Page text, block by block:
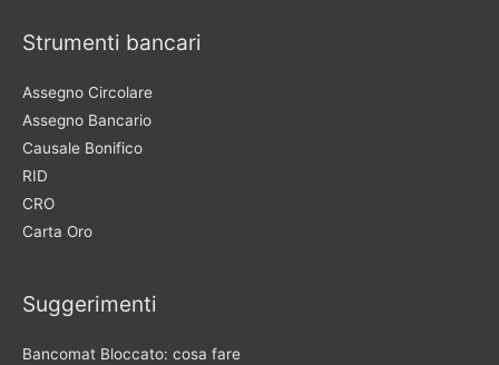
Strumenti bancari
Assegno Circolare
Assegno Bancario
Causale Bonifico
RID
CRO
Carta Oro
Suggerimenti
Bancomat Bloccato: cosa fare